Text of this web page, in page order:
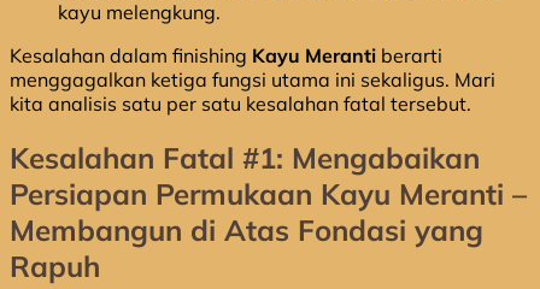
kayu melengkung.
Kesalahan dalam finishing Kayu Meranti berarti
menggagalkan ketiga fungsi utama ini sekaligus. Mari
kita analisis satu per satu kesalahan fatal tersebut.
Kesalahan Fatal #1: Mengabaikan
Persiapan Permukaan Kayu Meranti –
Membangun di Atas Fondasi yang
Rapuh